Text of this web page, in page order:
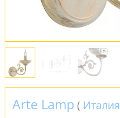
Arte Lamp ( Италия